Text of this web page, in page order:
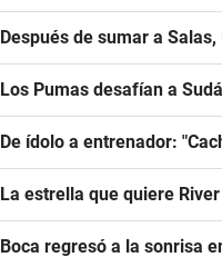
Después de sumar a
Los Pumas desafían a
De ídolo a entrenador:
La estrella que quiere
Boca regresó a la sonrisa